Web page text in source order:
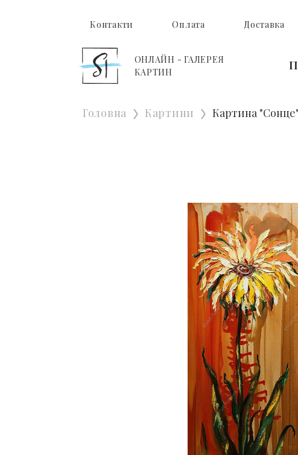
Контакти Оплата Доставка
ОНЛАЙН - ГАЛЕРЕЯ
КАРТИН
Головна Картини Картина "Сонце"